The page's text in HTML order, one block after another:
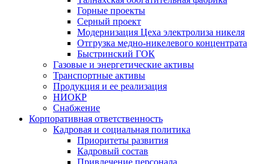
Горные проекты
Серный проект
Модернизация Цеха электролиза никеля
Отгрузка медно-никелевого концентрата
Быстринский ГОК
Газовые и энергетические активы
Транспортные активы
Продукция и ее реализация
НИОКР
Снабжение
Корпоративная ответственность
Кадровая и социальная политика
Приоритеты развития
Кадровый состав
Привлечение персонала